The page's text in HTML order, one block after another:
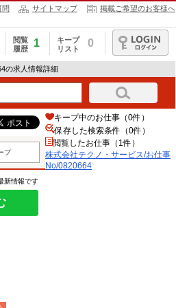
問 サイトマップ 掲載ご希望のお客様へ
閲覧
履歴
1
キープ
リスト
0
ログイン
の求人情報詳細
プ
新情報です
キープ中のお仕事（0件）
保存した検索条件（0件）
閲覧したお仕事（1件）
株式会社テクノ・サービス/お仕事
No/0820664